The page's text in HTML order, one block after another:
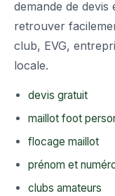
demande de devis
retrouver
club, EVG,
locale.
devis gratuit
maillot foot
flocage maillot
prénom et
clubs amateurs